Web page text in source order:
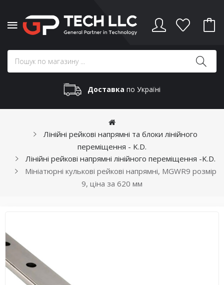
Доставка по Україні
Лінійні рейкові напрямні та блоки лінійного
переміщення - K.D.
Лінійні рейкові напрямні лінійного переміщення -K.D.
Мініатюрні кулькові рейкові напрямні, MGWR9 розмір
9, ціна за 620 мм